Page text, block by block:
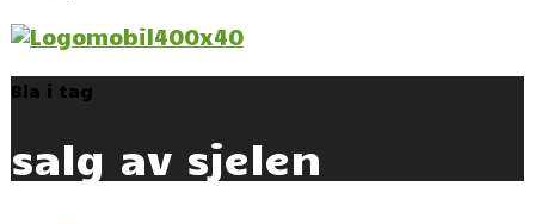
Bla i tag
salg av sjelen